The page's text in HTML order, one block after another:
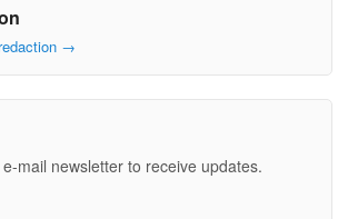
→
mail newsletter to receive updates.